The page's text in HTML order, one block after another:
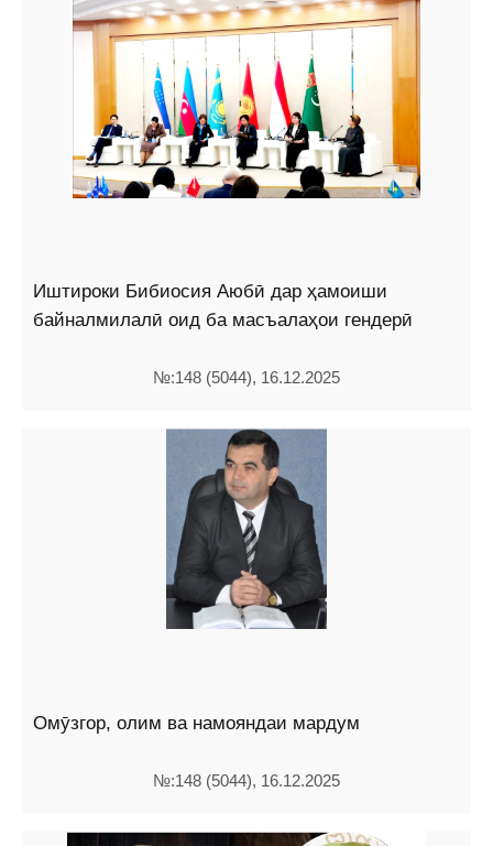
Иштироки Бибиосия Аюбӣ дар ҳамоиши
байналмилалӣ оид ба масъалаҳои гендерӣ
№:148 (5044), 16.12.2025
Омӯзгор, олим ва намояндаи мардум
№:148 (5044), 16.12.2025